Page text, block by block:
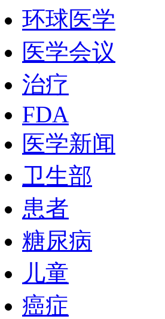
环球医学
医学会议
治疗
FDA
医学新闻
卫生部
患者
糖尿病
儿童
癌症